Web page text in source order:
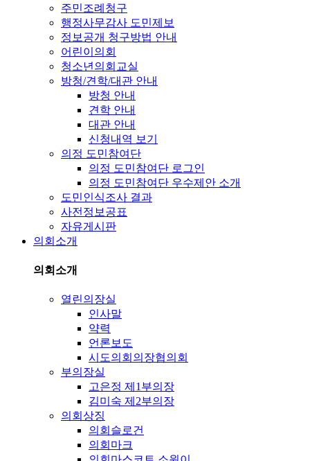
주민조례청구
행정사무감사 도민제보
정보공개 청구방법 안내
어린이의회
청소년의회교실
방청/견학/대관 안내
방청 안내
견학 안내
대관 안내
신청내역 보기
의정 도민참여단
의정 도민참여단 로그인
의정 도민참여단 우수제안 소개
도민인식조사 결과
사전정보공표
자유게시판
의회소개
의회소개
열린의장실
인사말
약력
언론보도
시도의회의장협의회
부의장실
고은정 제1부의장
김미숙 제2부의장
의회상징
의회슬로건
의회마크